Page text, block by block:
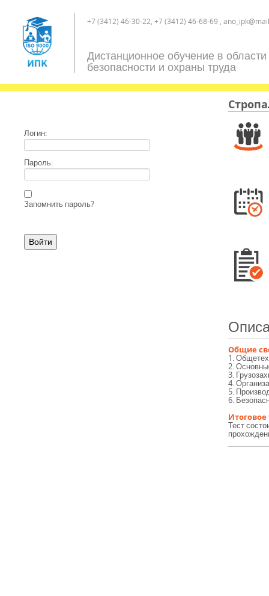
+7 (3412) 46-30-22, +7 (3412) 46-68-69 ,
Дистанционное обучение в области
безопасности и охраны труда
Логин:
Пароль:
Запомнить пароль?
Общие
1.
2.
3.
4.
5.
6.
Тест